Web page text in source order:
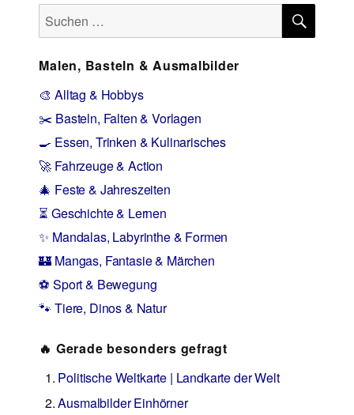
Suchen
nach:
Malen, Basteln & Ausmalbilder
🎨 Alltag & Hobbys
✂️ Basteln, Falten & Vorlagen
🍳 Essen, Trinken & Kulinarisches
🚀 Fahrzeuge & Action
🎄 Feste & Jahreszeiten
⏳ Geschichte & Lernen
✨ Mandalas, Labyrinthe & Formen
🏰 Mangas, Fantasie & Märchen
⚽ Sport & Bewegung
🐾 Tiere, Dinos & Natur
🔥 Gerade besonders gefragt
Politische Weltkarte | Landkarte der Welt
Ausmalbilder Einhörner